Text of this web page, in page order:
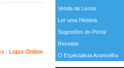
Venda de Livros
Ler uma História
Sugestões do Portal
Receitas
O Especialista Aconselha
| Lojas Online